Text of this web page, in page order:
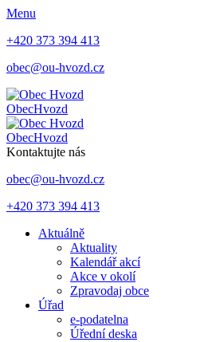
Menu
+420 373 394 413
obec@ou-hvozd.cz
ObecHvozd
ObecHvozd
Kontaktujte nás
obec@ou-hvozd.cz
+420 373 394 413
Aktuálně
Aktuality
Kalendář akcí
Akce v okolí
Zpravodaj obce
Úřad
e-podatelna
Úřední deska